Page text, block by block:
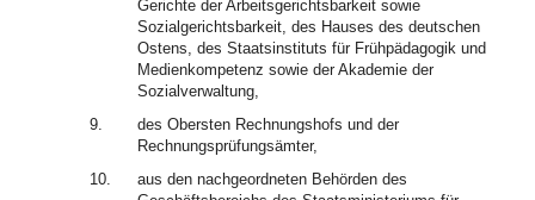
Gerichte der Arbeitsgerichtsbarkeit sowie
Sozialgerichtsbarkeit, des Hauses des deutschen
Ostens, des Staatsinstituts für Frühpädagogik und
Medienkompetenz sowie der Akademie der
Sozialverwaltung,
9.
des Obersten Rechnungshofs und der
Rechnungsprüfungsämter,
10.
aus den nachgeordneten Behörden des